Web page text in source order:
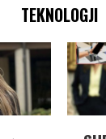
TEKNOLOGJI